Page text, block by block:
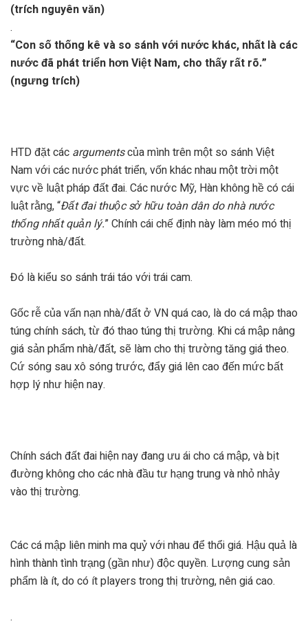
(trích nguyên văn)
.
“Con số thống kê và so sánh với nước khác, nhất là các
nước đã phát triển hơn Việt Nam, cho thấy rất rõ.”
(ngưng trích)
HTD đặt các argumentscủa mình trên một so sánh Việt
Nam với các nước phát triển, vốn khác nhau một trời một
vực về luật pháp đất đai. Các nước Mỹ, Hàn không hề có cái
luật rằng, “Đất đai thuộc sở hữu toàn dân do nhà nước
thống nhất quản lý.” Chính cái chế định này làm méo mó thị
trường nhà/đất.
Đó là kiểu so sánh trái táo với trái cam.
Gốc rễ của vấn nạn nhà/đất ở VN quá cao, là do cá mập thao
túng chính sách, từ đó thao túng thị trường. Khi cá mập nâng
giá sản phẩm nhà/đất, sẽ làm cho thị trường tăng giá theo.
Cứ sóng sau xô sóng trước, đẩy giá lên cao đến mức bất
hợp lý như hiện nay.
Chính sách đất đai hiện nay đang ưu ái cho cá mập, và bịt
đường không cho các nhà đầu tư hạng trung và nhỏ nhảy
vào thị trường.
Các cá mập liên minh ma quỷ với nhau để thổi giá. Hậu quả là
hình thành tình trạng (gần như) độc quyền. Lượng cung sản
phẩm là ít, do có ít players trong thị trường, nên giá cao.
.